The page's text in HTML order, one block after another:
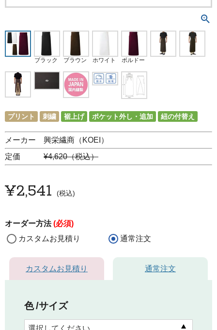
ブラック ブラウン ホワイト ボルドー
プリント 刺繍 裾上げ ポケット外し・追加 紐の付替え
メーカー 興栄繊商（KOEI）
定価 ¥4,620（税込）
¥2,541 税込
オーダー方法(必須)
カスタムお見積り
通常注文
カスタムお見積り 通常注文
色 サイズ